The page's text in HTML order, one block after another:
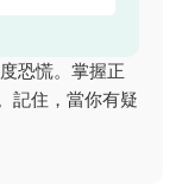
恐慌。掌握正
記住，當你有疑